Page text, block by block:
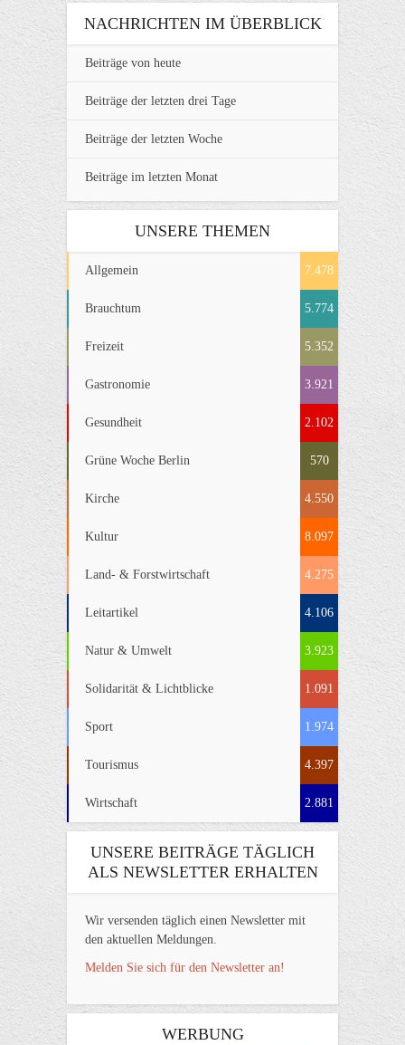
NACHRICHTEN IM ÜBERBLICK
Beiträge von heute
Beiträge der letzten drei Tage
Beiträge der letzten Woche
Beiträge im letzten Monat
UNSERE THEMEN
Allgemein 7.478
Brauchtum 5.774
Freizeit 5.352
Gastronomie 3.921
Gesundheit 2.102
Grüne Woche Berlin 570
Kirche 4.550
Kultur 8.097
Land- & Forstwirtschaft 4.275
Leitartikel 4.106
Natur & Umwelt 3.923
Solidarität & Lichtblicke 1.091
Sport 1.974
Tourismus 4.397
Wirtschaft 2.881
UNSERE BEITRÄGE TÄGLICH
ALS NEWSLETTER ERHALTEN
Wir versenden täglich einen Newsletter mit
den aktuellen Meldungen.
Melden Sie sich für den Newsletter an!
WERBUNG